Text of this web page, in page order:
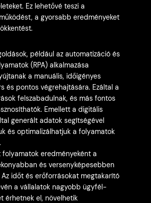
Ez lehetővé teszi a
a gyorsabb eredményeket
például az automatizáció és
(RPA) alkalmazása
a manuális, időigényes
és pontos végrehajtására. Ezáltal a
felszabadulnak, és más fontos
Emellett a digitális
generált adatok segítségével
és optimalizálhatjuk a folyamatok
folyamatok eredményeként a
és versenyképesebben
Az időt és erőforrásokat megtakarító
a vállalatok nagyobb ügyfél-
érhetnek el, növelhetik